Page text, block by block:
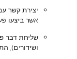
יצירת קשר
אשר ביצעו
ושידורים), התשמ”ב – 1982 (אשר